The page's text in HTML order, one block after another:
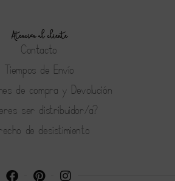
Atención al cliente
Contacto
Tiempos de Envío
de compra y Devolución
ser distribuidor/a?
de desistimiento